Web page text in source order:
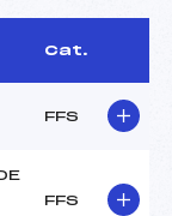
Cat.
FFS
FFS